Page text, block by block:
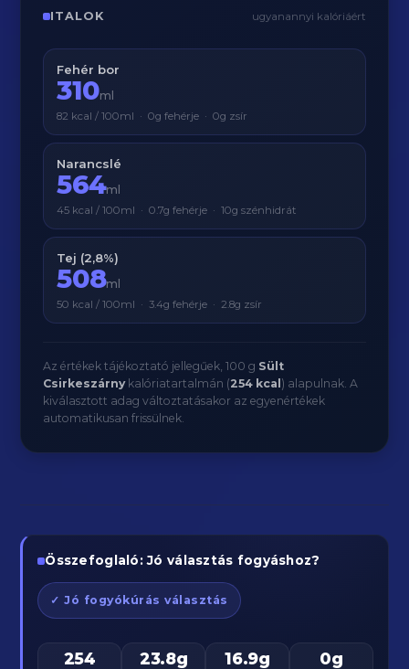
ITALOK ugyanannyi kalóriáért
Fehér bor
310ml
82 kcal / 100ml · 0g fehérje · 0g zsír
Narancslé
564ml
45 kcal / 100ml · 0.7g fehérje · 10g szénhidrát
Tej (2,8%)
508ml
50 kcal / 100ml · 3.4g fehérje · 2.8g zsír
Az értékek tájékoztató jellegűek, 100 g Sült
Csirkeszárnykalóriatartalmán (254 kcal ) alapulnak. A
kiválasztott adag változtatásakor az egyenértékek
automatikusan frissülnek.
Összefoglaló: Jó választás fogyáshoz?
✓ Jó fogyókúrás választás
254 23.8g 16.9g 0g